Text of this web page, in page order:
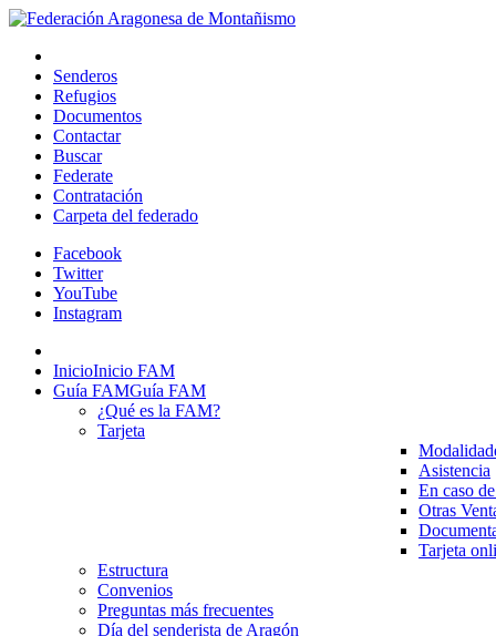
Senderos
Refugios
Documentos
Contactar
Buscar
Federate
Contratación
Carpeta del federado
Facebook
Twitter
YouTube
Instagram
InicioInicio FAM
Guía FAMGuía FAM
¿Qué es la FAM?
Tarjeta
Asistencia
En caso
Otras
Tarjeta
Estructura
Convenios
Preguntas más frecuentes
Día del senderista de Aragón